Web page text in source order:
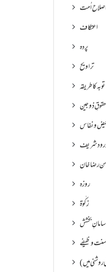
اصلاح اُمت
اعتکاف
پردہ
تراویح
توبہ کا طریقہ
حقوقِ ذوجین
و نفاس
شریف
روزہ
زکٰوۃ
سنت وظیفے
میں)